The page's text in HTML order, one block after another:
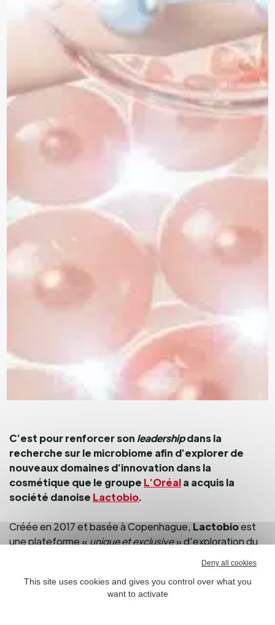
C’est pour renforcer son leadershipdans la
recherche sur le microbiome afin d’explorer de
nouveaux domaines d’innovation dans la
cosmétique que le groupe L’Oréala acquis la
société danoise Lactobio.
Créée en 2017 et basée à Copenhague,Lactobioest
une plateforme « unique et exclusive» d’exploration du
Charlotte Vedel, Ph.D. ont également développé une
méthode de criblage permettant de sélectionner des
souches efficaces et sûres.
This site uses cookies and gives you control over what you
want to activate
Deny all cookies